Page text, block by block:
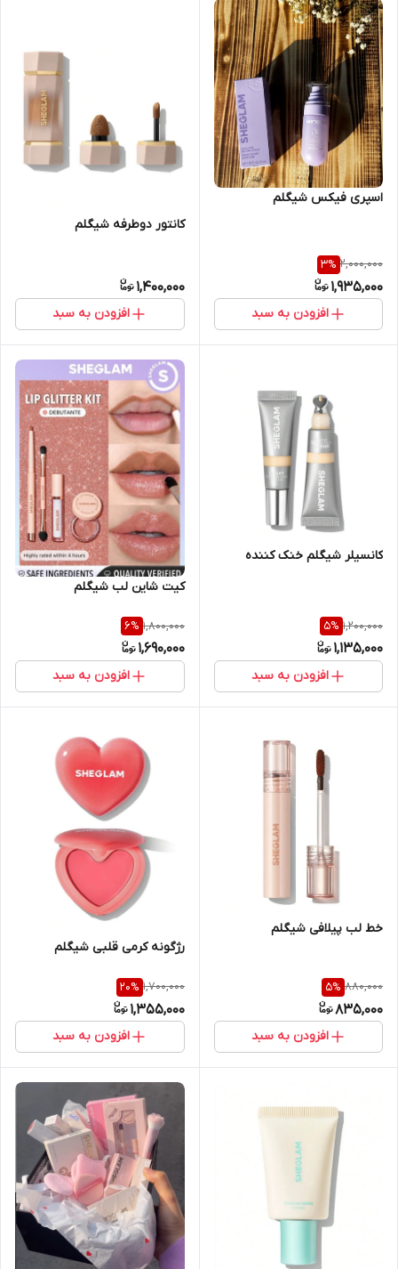
‌اسپری فیکس شیگلم
2,000,000
3%
1,935,000
افزودن به سبد
کانتور دوطرفه شیگلم
1,400,000
افزودن به سبد
کانسیلر شیگلم خنک کننده
1,200,000
5%
1,135,000
افزودن به سبد
کیت شاین لب شیگلم
1,800,000
6%
1,690,000
افزودن به سبد
خط لب پیلافی شیگلم
880,000
5%
835,000
افزودن به سبد
رژگونه کرمی قلبی شیگلم
1,700,000
20%
1,355,000
افزودن به سبد